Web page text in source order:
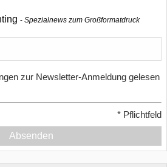
Spezialnews zum Großformatdruck
zur Newsletter-Anmeldung gelesen
* Pflichtfeld
Absenden